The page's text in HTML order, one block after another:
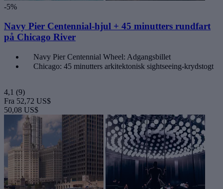
-5%
Navy Pier Centennial-hjul + 45 minutters rundfart
på Chicago River
Navy Pier Centennial Wheel: Adgangsbillet
Chicago: 45 minutters arkitektonisk sightseeing-krydstogt
4,1 (9)
Fra 52,72 US$
50,08 US$